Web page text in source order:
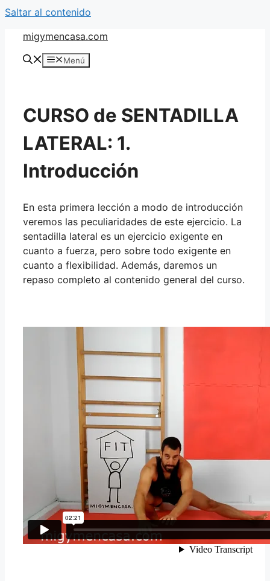
Saltar al contenido
migymencasa.com
Menú
CURSO de SENTADILLA
LATERAL: 1.
Introducción
En esta primera lección a modo de introducción
veremos las peculiaridades de este ejercicio. La
sentadilla lateral es un ejercicio exigente en
cuanto a fuerza, pero sobre todo exigente en
cuanto a flexibilidad. Además, daremos un
repaso completo al contenido general del curso.